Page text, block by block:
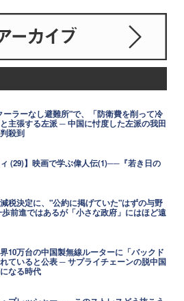
ーラーなし避難所"で、「防衛費を削って冷
主張する左派 ─ 中国に忖度した左派の我田
殺到
ィ (29)】映画で学ぶ偉人伝(1)──『若き日の
税決定に、"公約に掲げていた"はずの与野
前進ではあるが「小さな政府」にはほど遠
10万台の中国製無線ルーターに「バックド
ていると公表 ─ サプライチェーンの脱中国
なる時代